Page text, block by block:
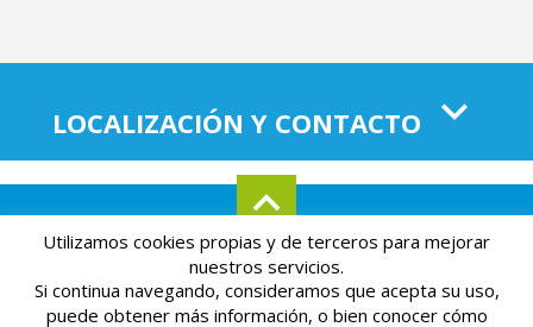
LOCALIZACIÓN Y CONTACTO
Mapa del sitio
Política de privacidad
Powered byPáginas Amarillas
Utilizamos cookies propias y de terceros para mejorar
nuestros servicios.
Si continua navegando, consideramos que acepta su uso,
puede obtener más información, o bien conocer cómo